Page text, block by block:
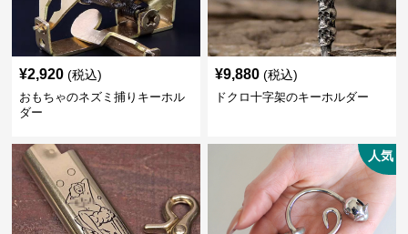
¥2,920 (税込)
おもちゃのネズミ捕りキーホル
ダー
¥9,880 (税込)
ドクロ十字架のキーホルダー
人気